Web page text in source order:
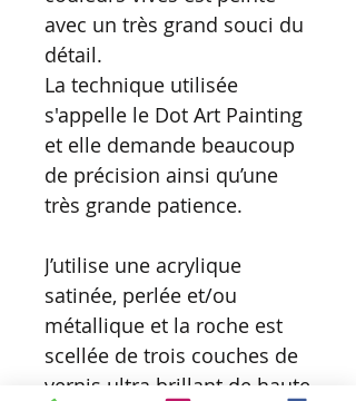
avec un très grand souci du
détail.
La technique utilisée
s'appelle le Dot Art Painting
et elle demande beaucoup
de précision ainsi qu’une
très grande patience.
J’utilise une acrylique
satinée, perlée et/ou
métallique et la roche est
scellée de trois couches de
vernis ultra brillant de haute